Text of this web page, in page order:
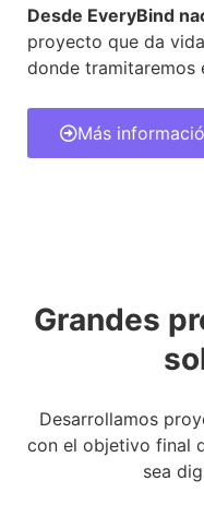
Desde EveryBind
proyecto que da
donde tramitaremos
Más
Grandes
Desarrollamos
con el objetivo final
sea